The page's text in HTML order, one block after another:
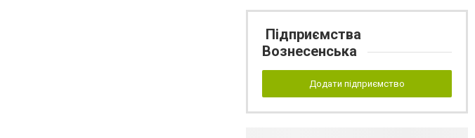
Підприємства
Вознесенська
Додати підприємство